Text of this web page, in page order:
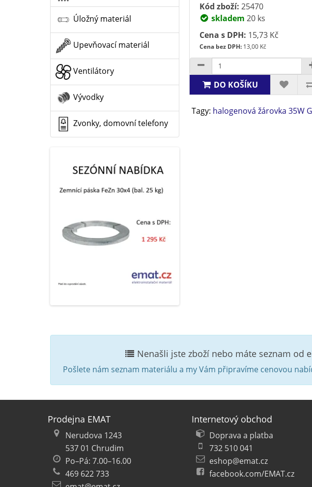
Úložný materiál
Upevňovací materiál
Ventilátory
Vývodky
Zvonky, domovní telefony
Kód zboží: 25470
skladem 20 ks
Cena s DPH: 15,73 Kč
Cena bez DPH:13,00 Kč
DO KOŠÍKU
Tagy: halogenová žárovka 35W
Nenašli jste zboží nebo máte seznam od
Pošlete nám seznam materiálu a my Vám připravíme cenovou
Prodejna EMAT
Nerudova 1243
537 01 Chrudim
Po–Pá: 7.00–16.00
469 622 733
Internetový obchod
Doprava a platba
732 510 041
eshop@emat.cz
facebook.com/EMAT.cz